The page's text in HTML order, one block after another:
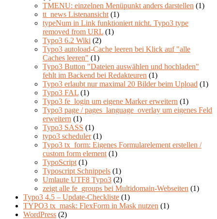
TMENU: einzelnen Menüpunkt anders darstellen (1)
tt_news Listenansicht (1)
typeNum in Link funktioniert nicht. Typo3 type
removed from URL (1)
Typo3 6.2 Wiki (2)
Typo3 autoload-Cache leeren bei Klick auf "alle
Caches leeren" (1)
Typo3 Button "Dateien auswählen und hochladen"
fehlt im Backend bei Redakteuren (1)
Typo3 erlaubt nur maximal 20 Bilder beim Upload (1)
Typo3 FAL (1)
Typo3 fe_login um eigene Marker erweitern (1)
Typo3 page / pages_language_overlay um eigenes Feld
erweitern (1)
Typo3 SASS (1)
typo3 scheduler(1)
Typo3 tx_form: Eigenes Formularelement erstellen /
custom form element (1)
TypoScript (1)
Typoscript Schnippels (1)
Umlaute UTF8 Typo3 (2)
zeigt alle fe_groups bei Multidomain-Webseiten (1)
Typo3 4.5 – Update-Checkliste (1)
TYPO3 tx_mask: FlexForm in Mask nutzen (1)
WordPress (2)